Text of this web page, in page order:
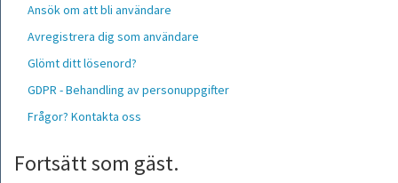
Ansök om att bli användare
Avregistrera dig som användare
Glömt ditt lösenord?
GDPR - Behandling av personuppgifter
Frågor? Kontakta oss
Fortsätt som gäst.